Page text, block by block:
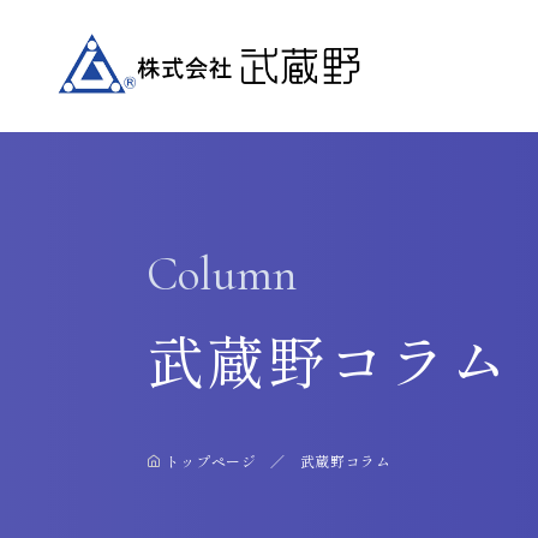
Column
武蔵野コラム
トップページ 武蔵野コラム